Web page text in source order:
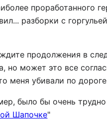
проработанного
разборки с
продолжения в
может это все
меня убивали по
было бы очень
Шапочке"